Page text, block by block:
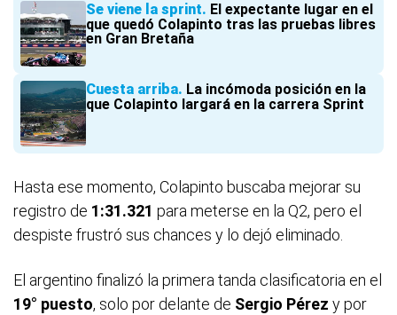
Se viene la sprint
El expectante lugar en el
que quedó Colapinto tras las pruebas libres
en Gran Bretaña
Cuesta arriba
La incómoda posición en la
que Colapinto largará en la carrera Sprint
Hasta ese momento, Colapinto buscaba mejorar su
registro de 1:31.321 para meterse en la Q2, pero el
despiste frustró sus chances y lo dejó eliminado.
El argentino finalizó la primera tanda clasificatoria en el
19° puesto, solo por delante de Sergio Pérez y por